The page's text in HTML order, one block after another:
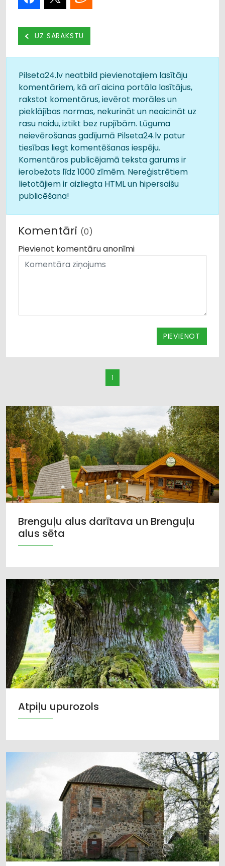
UZ SARAKSTU
Pilseta24.lv neatbild pievienotajiem lasītāju
komentāriem, kā arī aicina portāla lasītājus,
rakstot komentārus, ievērot morāles un
pieklājības normas, nekurināt un neaicināt uz
rasu naidu, iztikt bez rupjībām. Lūguma
neievērošanas gadījumā Pilseta24.lv patur
tiesības liegt komentēšanas iespēju.
Komentāros publicējamā teksta garums ir
ierobežots līdz 1000 zīmēm. Nereģistrētiem
lietotājiem ir aizliegta HTML un hipersaišu
publicēšana!
Komentāri (0)
Pievienot komentāru anonīmi
PIEVIENOT
1
Brenguļu alus darītava un Brenguļu
alus sēta
Atpiļu upurozols